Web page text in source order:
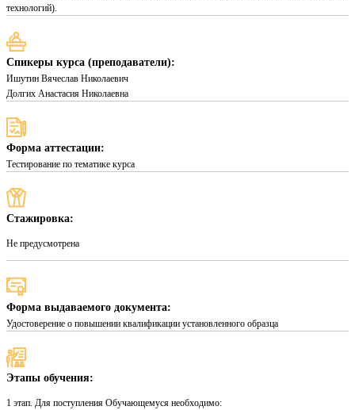
технологий).
Спикеры курса (преподаватели):
Ишутин Вячеслав Николаевич
Долгих Анастасия Николаевна
Форма аттестации:
Тестирование по тематике курса
Стажировка:
Не предусмотрена
Форма выдаваемого документа:
Удостоверение о повышении квалификации установленного образца
Этапы обучения:
1 этап. Для поступления Обучающемуся необходимо: